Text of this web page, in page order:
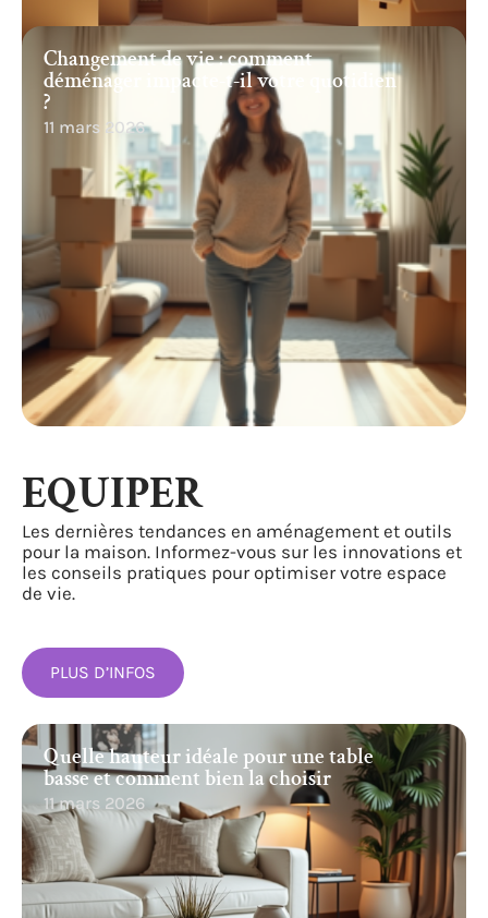
Changement de vie : comment
déménager impacte-t-il votre quotidien
?
11 mars 2026
Quelle hauteur idéale pour une table
basse et comment bien la choisir
11 mars 2026
EQUIPER
Les dernières tendances en aménagement et outils
pour la maison. Informez-vous sur les innovations et
les conseils pratiques pour optimiser votre espace
de vie.
PLUS D’INFOS